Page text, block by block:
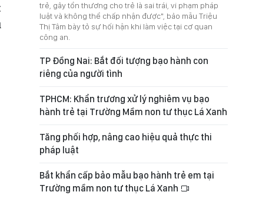
trẻ, gây tổn thương cho trẻ là sai trái, vi phạm pháp
luật và không thể chấp nhận được", bảo mẫu Triệu
Thị Tâm bày tỏ sự hối hận khi làm việc tại cơ quan
công an.
TP Đồng Nai: Bắt đối tượng bạo hành con
riêng của người tình
TPHCM: Khẩn trương xử lý nghiêm vụ bạo
hành trẻ tại Trường Mầm non tư thục Lá Xanh
Tăng phối hợp, nâng cao hiệu quả thực thi
pháp luật
Bắt khẩn cấp bảo mẫu bạo hành trẻ em tại
Trường mầm non tư thục Lá Xanh